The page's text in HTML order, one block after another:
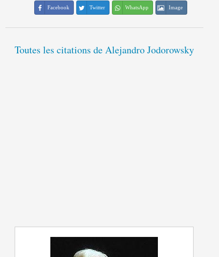
Facebook Twitter WhatsApp Image
Toutes les citations de Alejandro Jodorowsky